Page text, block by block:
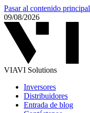
Pasar al contenido principal
09/08/2026
VIAVI Solutions
Inversores
Distribuidores
Entrada de blog